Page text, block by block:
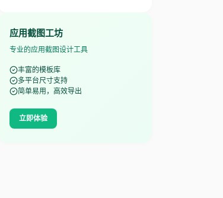
应用截图工坊
专业的应用截图设计工具
丰富的模板库
多平台尺寸支持
简单易用，高效导出
立即体验